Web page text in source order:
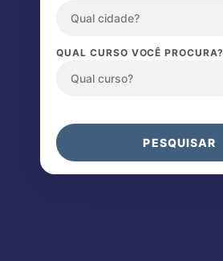
QUAL CURSO VOCÊ PROCURA?
PESQUISAR